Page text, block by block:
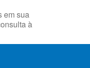
em sua
à